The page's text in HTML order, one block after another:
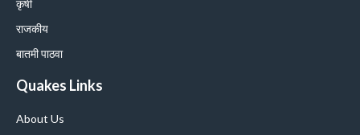
कृषी
राजकीय
बातमी पाठवा
Quakes Links
About Us